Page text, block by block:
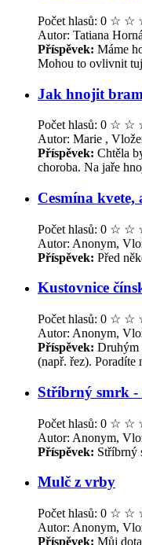
Počet hlasů: 0 ☆ ☆
Autor: Tatiana
Příspěvek: Máme
Mohou to ovlivnit
Jak hnojit
Počet hlasů: 0 ☆ ☆
Autor: Marie ,
Příspěvek: Chtěla
choroba. Na jaře
Cesmína kvete,
Počet hlasů: 0 ☆ ☆
Autor: Anonym,
Příspěvek: Před
Kustovnice
Počet hlasů: 0 ☆ ☆
Autor: Anonym,
Příspěvek: Druhým
(např. řez). Poradíte
Stříbrný smrk -
Počet hlasů: 0 ☆ ☆
Autor: Anonym,
Příspěvek: Stříbrný
Mulč z vrby
Počet hlasů: 0 ☆ ☆
Autor: Anonym,
Příspěvek: Můj